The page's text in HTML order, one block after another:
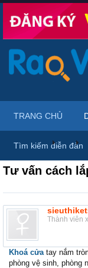
Diễn đàn ...
Tư vấn cách
Thành viên
Khoá cửatay nắm
phòng vệ sinh, phòng
TRANG CHỦ
Tìm kiếm diễn đàn